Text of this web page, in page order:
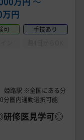
円
可
手技あり
姫路駅 ※全国にある分
分圏内通勤選択可能
研修医見学可◎